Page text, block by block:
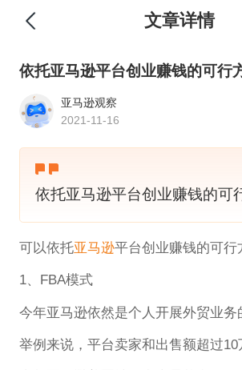
文章详情
依托亚马逊平台创业赚钱的可行
亚马逊观察
2021-11-16
依托亚马逊平台创业赚钱的可
可以依托亚马逊平台创业赚钱的可行
1、FBA模式
今年亚马逊依然是个人开展外贸业务
举例来说，平台卖家和出售额超过10